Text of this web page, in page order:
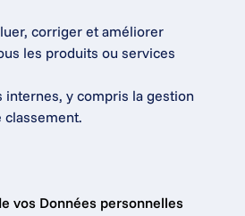
corriger et améliorer
les produits ou services
internes, y compris la gestion
classement.
vos Données personnelles